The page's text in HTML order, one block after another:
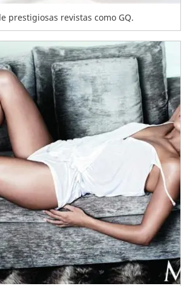
prestigiosas revistas como GQ.